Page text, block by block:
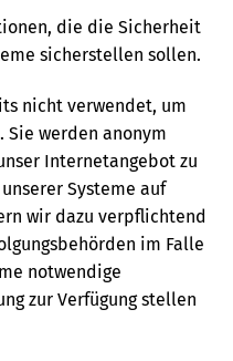
die die Sicherheit
sicherstellen sollen.
nicht verwendet, um
Sie werden anonym
Internetangebot zu
Systeme auf
wir dazu verpflichtend
im Falle
notwendige
zur Verfügung stellen